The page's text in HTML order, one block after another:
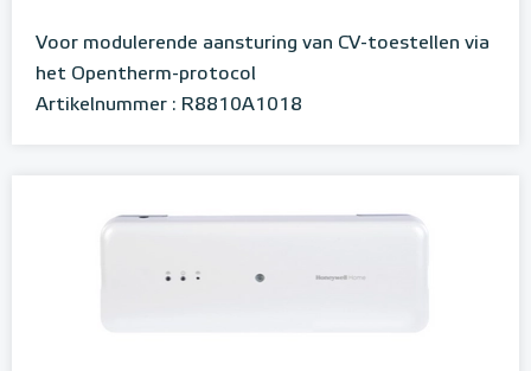
Voor modulerende aansturing van CV-toestellen via
het Opentherm-protocol
Artikelnummer : R8810A1018